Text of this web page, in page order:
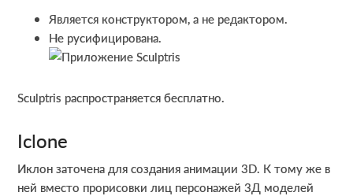
Является конструктором, а не редактором.
Не русифицирована.
Sculptris распространяется бесплатно.
Iclone
Иклон заточена для создания анимации 3D. К тому же в
ней вместо прорисовки лиц персонажей 3Д моделей